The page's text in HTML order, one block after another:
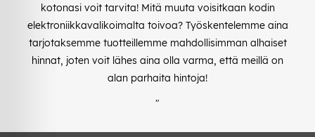
kotonasi voit tarvita! Mitä muuta voisitkaan kodin
elektroniikkavalikoimalta toivoa? Työskentelemme aina
tarjotaksemme tuotteillemme mahdollisimman alhaiset
hinnat, joten voit lähes aina olla varma, että meillä on
alan parhaita hintoja!
"